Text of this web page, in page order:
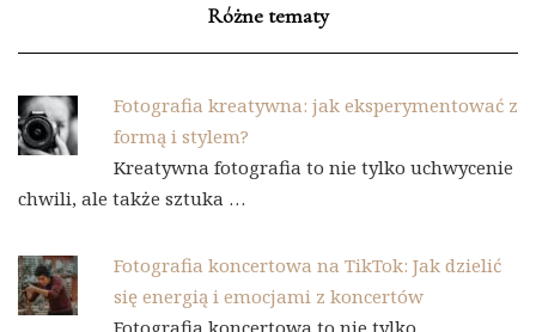
Różne tematy
Fotografia kreatywna: jak eksperymentować z
formą i stylem?
Kreatywna fotografia to nie tylko uchwycenie
chwili, ale także sztuka …
Fotografia koncertowa na TikTok: Jak dzielić
się energią i emocjami z koncertów
Fotografia koncertowa to nie tylko